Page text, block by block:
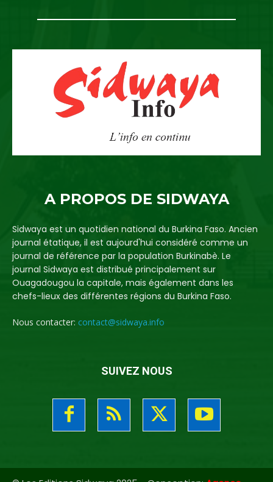
A PROPOS DE SIDWAYA
Sidwaya est un quotidien national du Burkina Faso. Ancien
journal étatique, il est aujourd'hui considéré comme un
journal de référence par la population Burkinabè. Le
journal Sidwaya est distribué principalement sur
Ouagadougou la capitale, mais également dans les
chefs-lieux des différentes régions du Burkina Faso.
Nous contacter: contact@sidwaya.info
SUIVEZ NOUS